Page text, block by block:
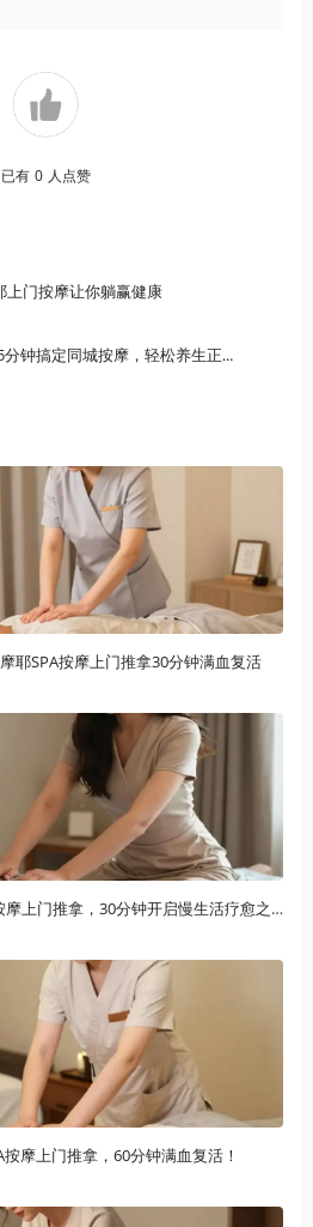
已有 0 人点赞
上门按摩让你躺赢健康
摩耶上门按摩APP太香了！5分钟搞定同城按摩，轻松养生正流行
耶SPA按摩上门推拿30分钟满血复活
都市疲惫族必看！摩耶SPA按摩上门推拿，30分钟开启慢生活疗愈之旅
摩上门推拿，60分钟满血复活！